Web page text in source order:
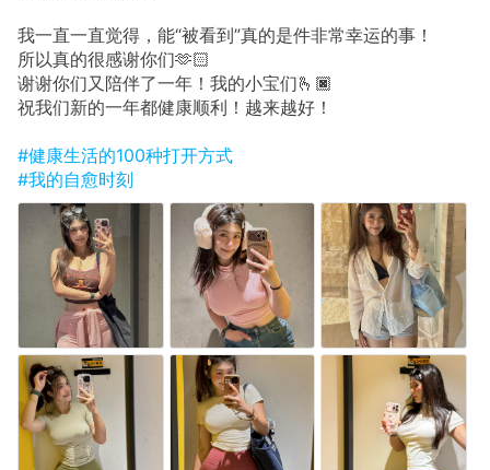
我一直一直觉得，能“被看到”真的是件非常幸运的事！
所以真的很感谢你们🫶🏻
谢谢你们又陪伴了一年！我的小宝们🫰🏿
祝我们新的一年都健康顺利！越来越好！
#健康生活的100种打开方式
#我的自愈时刻